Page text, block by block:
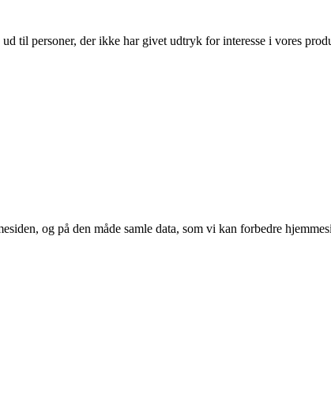
til personer, der ikke har givet udtryk for interesse i vores
og på den måde samle data, som vi kan forbedre